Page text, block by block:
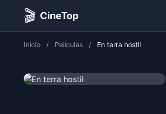
🎬 CineTop
Inicio / Películas / En terra hostil